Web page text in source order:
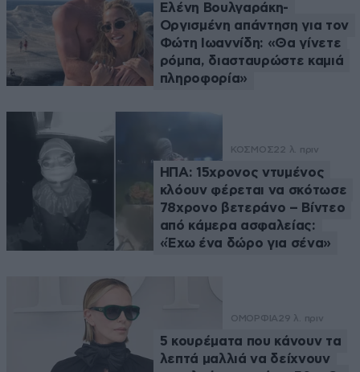
Ελένη Βουλγαράκη-
Οργισμένη απάντηση για τον
Φώτη Ιωαννίδη: «Θα γίνετε
ρόμπα, διασταυρώστε καμιά
πληροφορία»
ΚΟΣΜΟΣ22 λ. πριν
ΗΠΑ: 15χρονος ντυμένος
κλόουν φέρεται να σκότωσε
78χρονο βετεράνο – Βίντεο
από κάμερα ασφαλείας:
«Έχω ένα δώρο για σένα»
ΟΜΟΡΦΙΑ29 λ. πριν
5 κουρέματα που κάνουν τα
λεπτά μαλλιά να δείχνουν